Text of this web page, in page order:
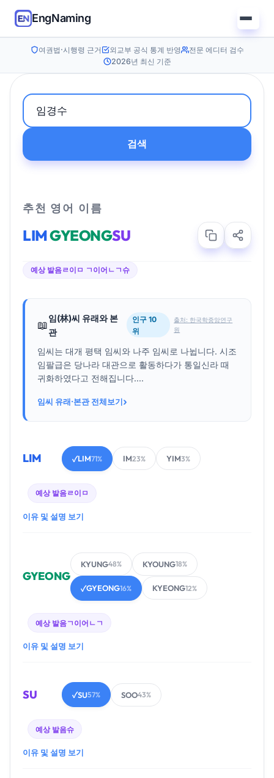
EngNaming
여권법·시행령 근거 외교부 공식 통계 반영
전문 에디터 검수
2026년 최신 기준
검색
추천 영어 이름
LIMGYEONGSU
예상 발음ㄹ이ㅁ ㄱ이어ㄴㄱ슈
📖
임(林)씨 유래와 본
관
인구 10
위
출처: 한국학중앙연구
원
임씨는 대개 평택 임씨와 나주 임씨로 나뉩니다. 시조
임팔급은 당나라 대관으로 활동하다가 통일신라 때
귀화하였다고 전해집니다....
임씨 유래·본관 전체보기›
LIM ✓LIM71% IM23% YIM3%
예상 발음ㄹ이ㅁ
이유 및 설명 보기
GYEONG
KYUNG48% KYOUNG18%
✓GYEONG16% KYEONG12%
예상 발음ㄱ이어ㄴㄱ
이유 및 설명 보기
SU ✓SU57% SOO43%
예상 발음슈
이유 및 설명 보기